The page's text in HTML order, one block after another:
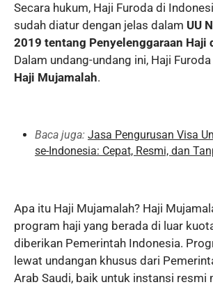
Secara hukum, Haji Furoda di
sudah diatur dengan jelas dalam UU
2019 tentang Penyelenggaraan Haji
Dalam undang-undang ini, Haji
Haji Mujamalah.
Baca juga: Jasa Pengurusan Visa
se-Indonesia: Cepat, Resmi, dan
Apa itu Haji Mujamalah? Haji
program haji yang berada di luar
diberikan Pemerintah Indonesia.
lewat undangan khusus dari
Arab Saudi, baik untuk instansi resmi